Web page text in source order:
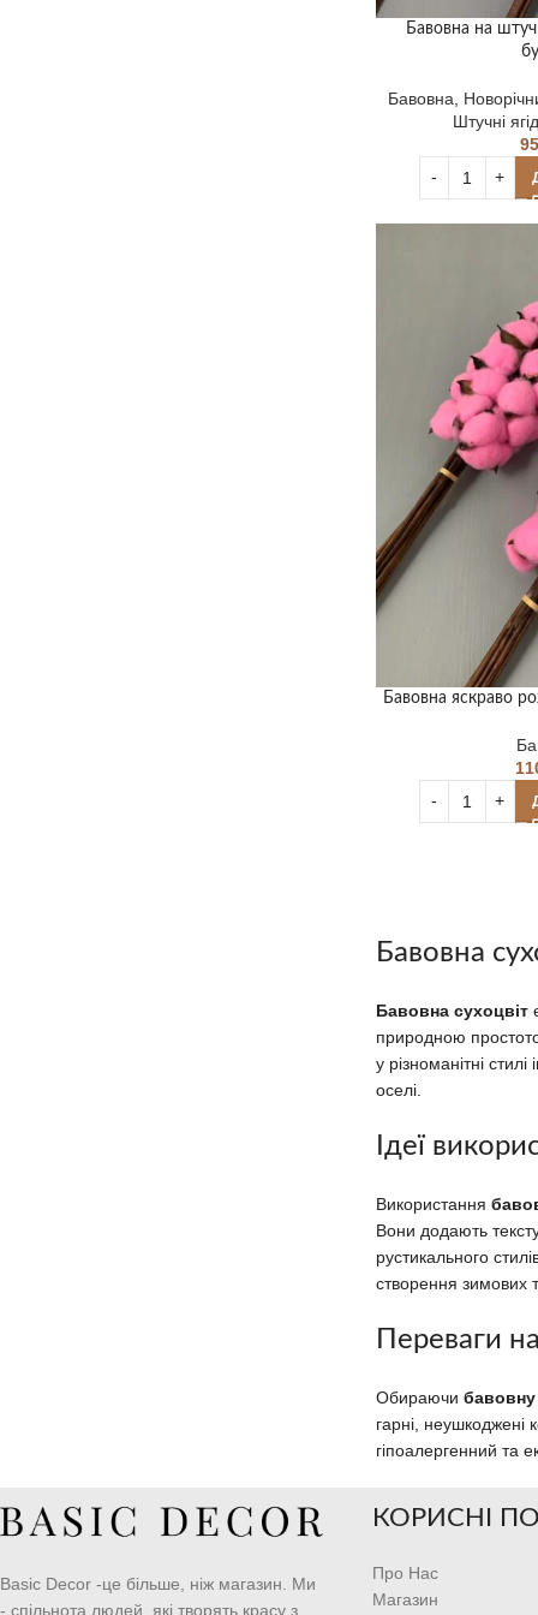
Бавовна на
Бавовна
Штучні
Бавовна яскраво
Бавовна
Бавовна сухоцвіт
природною
у різноманітні
оселі.
Ідеї
Використання
Вони додають
рустикального
створення зимових
Переваги
Обираючи бавовну
гарні, неушкоджені
гіпоалергенний та
Basic Decor -це більше, ніж магазин. Ми
- спільнота людей, які творять красу з
КОРИСНІ
Про Нас
Магазин